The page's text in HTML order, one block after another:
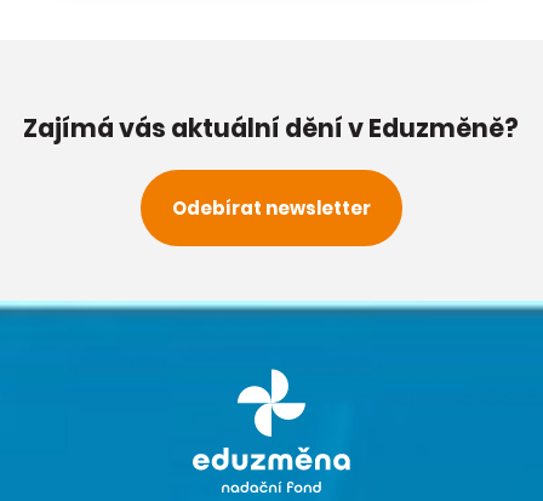
Zajímá vás aktuální dění v Eduzměně?
Odebírat newsletter